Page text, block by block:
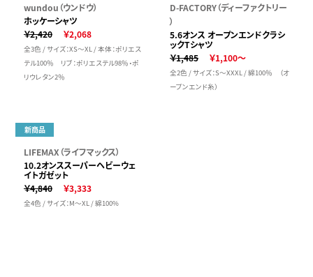
wundou（ウンドウ）
ホッケーシャツ
￥2,420
￥2,068
全3色 / サイズ：XS～XL / 本体：ポリエス
テル100％ リブ：ポリエステル98％・ポ
リウレタン2％
D-FACTORY（ディーファクトリー
）
5.6オンス オープンエンドクラシ
ックTシャツ
￥1,485
￥1,100～
全2色 / サイズ：S～XXXL / 綿100％ （オ
ープンエンド糸）
新商品
LIFEMAX（ライフマックス）
10.2オンススーパーヘビーウェ
イトガゼット
￥4,840
￥3,333
全4色 / サイズ：M～XL / 綿100%